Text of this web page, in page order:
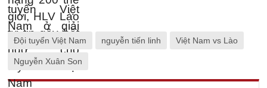
Đội tuyển Việt Nam nguyễn tiến linh Việt Nam vs Lào
Nguyễn Xuân Son